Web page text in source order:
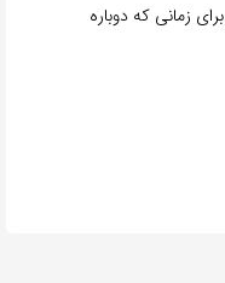
زمانی که دوباره